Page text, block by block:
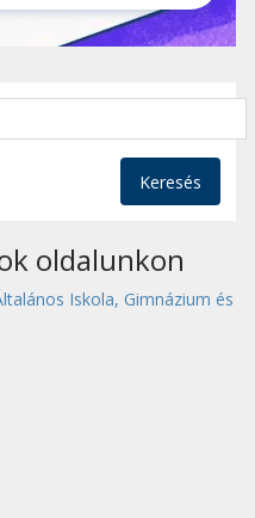
Keresés
oldalunkon
Iskola, Gimnázium és